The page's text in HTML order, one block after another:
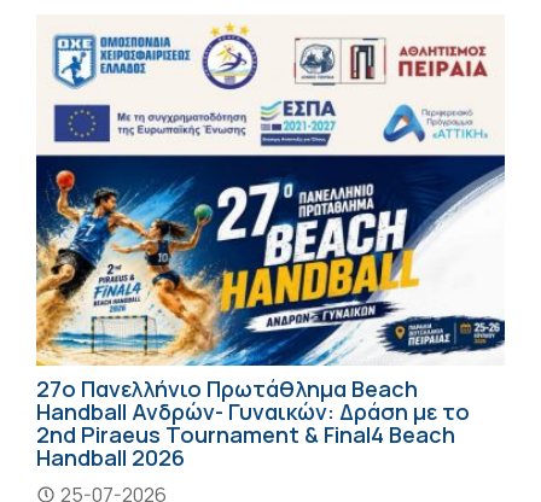
27ο Πανελλήνιο Πρωτάθλημα Beach
Handball Ανδρών- Γυναικών: Δράση με το
2nd Piraeus Tournament & Final4 Beach
Handball 2026
25-07-2026